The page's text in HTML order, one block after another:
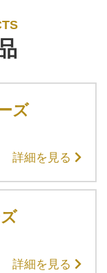
ズ
詳細を見る
詳細を見る